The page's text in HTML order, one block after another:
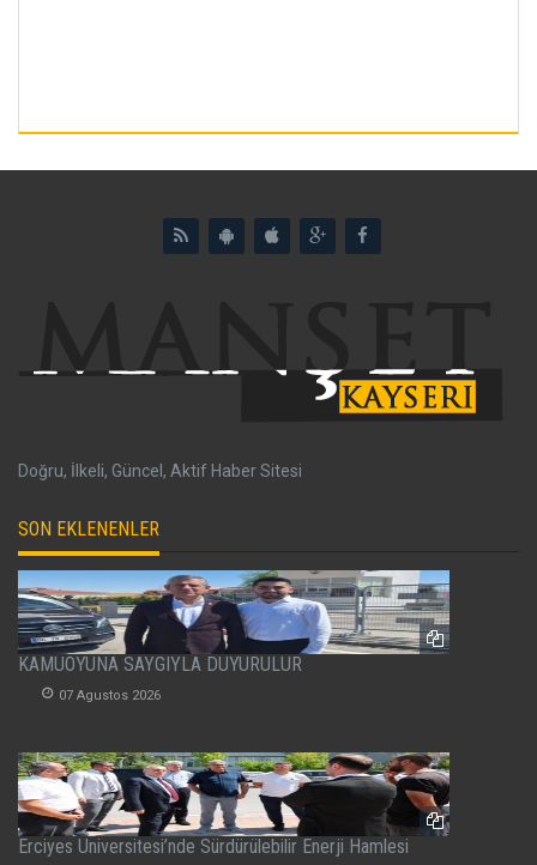
Doğru, İlkeli, Güncel, Aktif Haber Sitesi
SON EKLENENLER
KAMUOYUNA SAYGIYLA DUYURULUR
07 Agustos 2026
Erciyes Üniversitesi’nde Sürdürülebilir Enerji Hamlesi